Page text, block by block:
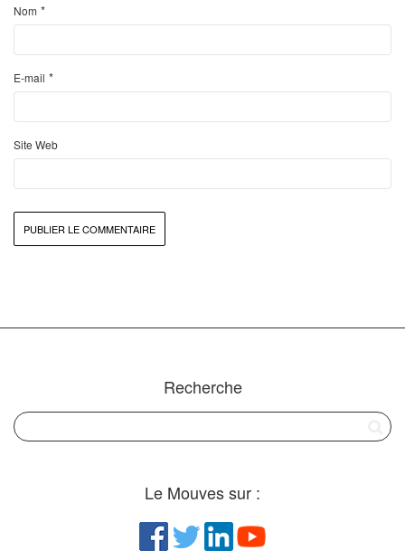
Nom *
E-mail *
Site Web
Recherche
Le Mouves sur :